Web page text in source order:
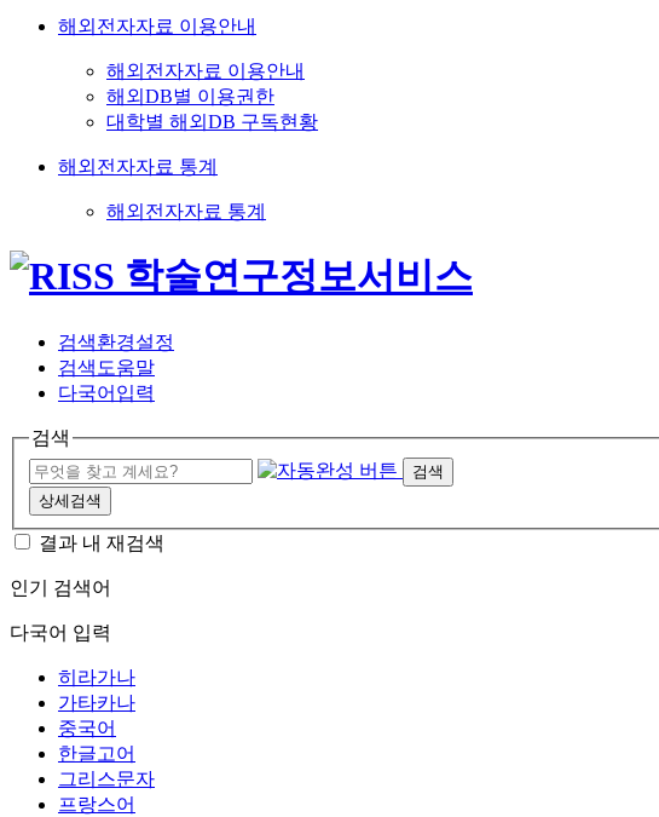
해외전자자료 이용안내
해외전자자료 이용안내
해외DB별 이용권한
대학별 해외DB 구독현황
해외전자자료 통계
해외전자자료 통계
검색환경설정
검색도움말
다국어입력
검색
검색
상세검색
결과 내 재검색
인기 검색어
다국어 입력
히라가나
가타카나
중국어
한글고어
그리스문자
프랑스어